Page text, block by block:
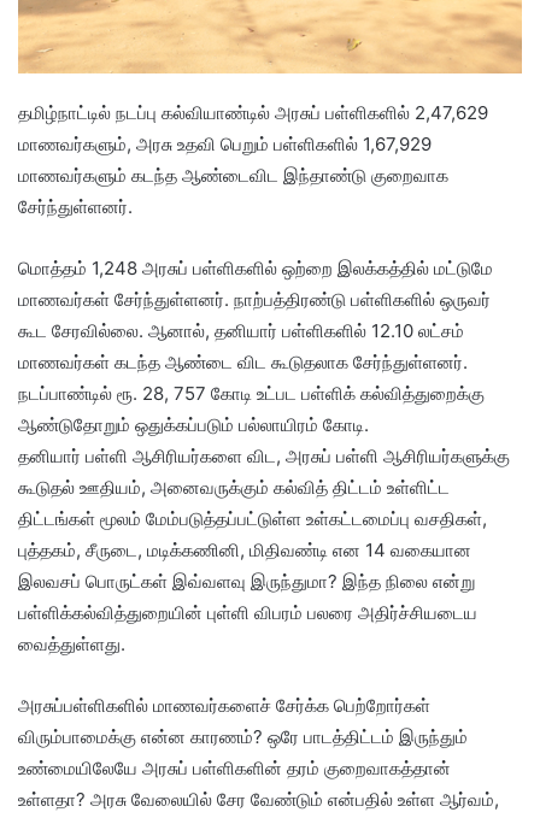
தமிழ்நாட்டில் நடப்பு கல்வியாண்டில் அரசுப் பள்ளிகளில் 2,47,629
மாணவர்களும், அரசு உதவி பெறும் பள்ளிகளில் 1,67,929
மாணவர்களும் கடந்த ஆண்டைவிட இந்தாண்டு குறைவாக
சேர்ந்துள்ளனர்.
மொத்தம் 1,248 அரசுப் பள்ளிகளில் ஒற்றை இலக்கத்தில் மட்டுமே
மாணவர்கள் சேர்ந்துள்ளனர். நாற்பத்திரண்டு பள்ளிகளில் ஒருவர்
கூட சேரவில்லை. ஆனால், தனியார் பள்ளிகளில் 12.10 லட்சம்
மாணவர்கள் கடந்த ஆண்டை விட கூடுதலாக சேர்ந்துள்ளனர்.
நடப்பாண்டில் ரூ. 28, 757 கோடி உட்பட பள்ளிக் கல்வித்துறைக்கு
ஆண்டுதோறும் ஒதுக்கப்படும் பல்லாயிரம் கோடி.
தனியார் பள்ளி ஆசிரியர்களை விட, அரசுப் பள்ளி ஆசிரியர்களுக்கு
கூடுதல் ஊதியம், அனைவருக்கும் கல்வித் திட்டம் உள்ளிட்ட
திட்டங்கள் மூலம் மேம்படுத்தப்பட்டுள்ள உள்கட்டமைப்பு வசதிகள்,
புத்தகம், சீருடை, மடிக்கணினி, மிதிவண்டி என 14 வகையான
இலவசப் பொருட்கள் இவ்வளவு இருந்துமா? இந்த நிலை என்று
பள்ளிக்கல்வித்துறையின் புள்ளி விபரம் பலரை அதிர்ச்சியடைய
வைத்துள்ளது.
அரசுப்பள்ளிகளில் மாணவர்களைச் சேர்க்க பெற்றோர்கள்
விரும்பாமைக்கு என்ன காரணம்? ஒரே பாடத்திட்டம் இருந்தும்
உண்மையிலேயே அரசுப் பள்ளிகளின் தரம் குறைவாகத்தான்
உள்ளதா? அரசு வேலையில் சேர வேண்டும் என்பதில் உள்ள ஆர்வம்,